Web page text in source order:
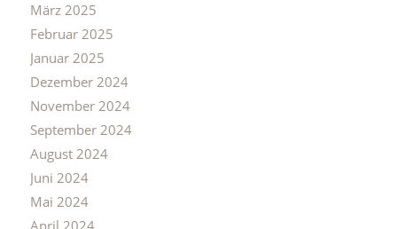
März 2025
Februar 2025
Januar 2025
Dezember 2024
November 2024
September 2024
August 2024
Juni 2024
Mai 2024
April 2024